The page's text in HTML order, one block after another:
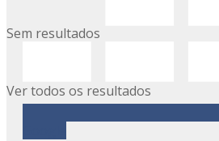
Sem resultados
Ver todos os resultados